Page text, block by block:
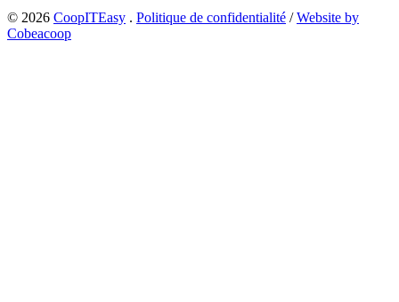
© 2026 CoopITEasy . Politique de confidentialité /Website by
Cobeacoop